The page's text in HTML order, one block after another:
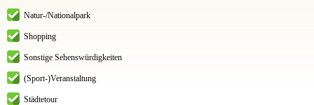
Natur-/Nationalpark
Shopping
Sonstige Sehenswürdigkeiten
(Sport-)Veranstaltung
Städtetour